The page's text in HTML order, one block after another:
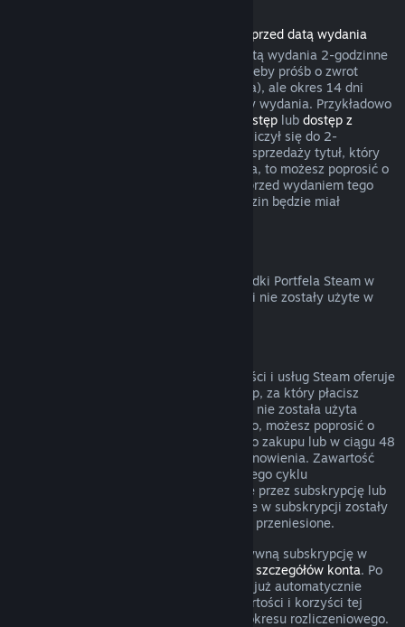
Zwroty pieniędzy za produkty zakupione przed datą wydania
Przy zakupie produktu na Steam przed datą wydania 2-godzinne
okno czasu gry będzie liczyło się na potrzeby próśb o zwrot
pieniędzy (z wyjątkiem testów wersji beta), ale okres 14 dni
będzie miał zastosowanie dopiero od daty wydania. Przykładowo
wczesny dostęplub dostęp z
, wszelki czas gry będzie liczył się do 2-
godzinnego limitu. Jeśli zakupisz w przedsprzedaży tytuł, który
nie jest grywalny przed jego datą wydania, to możesz poprosić o
zwrot pieniędzy w dowolnym momencie przed wydaniem tego
tytułu, a standardowy okres 14 dni/2 godzin będzie miał
Możesz poprosić o zwrot pieniędzy za środki Portfela Steam w
ciągu 14 dni od ich zakupu na Steam, jeśli nie zostały użyte w
W przypadku niektórego rodzaju zawartości i usług Steam oferuje
okresowy (comiesięczny, coroczny) dostęp, za który płacisz
cyklicznie. Jeżeli odnawialna subskrypcja nie została użyta
podczas obecnego okresu rozliczeniowego, możesz poprosić o
zwrot w ciągu 48 godzin od początkowego zakupu lub w ciągu 48
godzin od dowolnego automatycznego odnowienia. Zawartość
uznaje się za użytą, jeżeli podczas obecnego cyklu
rozliczeniowego grano w gry obejmowane przez subskrypcję lub
jeżeli wszelkie korzyści lub zniżki zawarte w subskrypcji zostały
użyte, wykorzystane, zmodyfikowane lub przeniesione.
Pamiętaj o tym, że możesz anulować aktywną subskrypcję w
swoich szczegółów konta. Po
anulowaniu twoja subskrypcja nie będzie już automatycznie
odnawiana, ale uzyskasz dostęp do zawartości i korzyści tej
subskrypcji do końca twojego obecnego okresu rozliczeniowego.